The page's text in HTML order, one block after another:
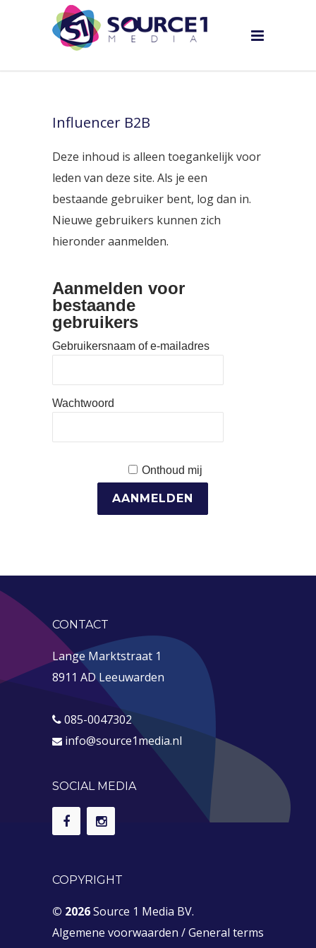
Influencer B2B
Deze inhoud is alleen toegankelijk voor
leden van deze site. Als je een
bestaande gebruiker bent, log dan in.
Nieuwe gebruikers kunnen zich
hieronder aanmelden.
Aanmelden voor
bestaande
gebruikers
Gebruikersnaam of e-mailadres
Wachtwoord
Onthoud mij
CONTACT
Lange Marktstraat 1
8911 AD Leeuwarden
085-0047302
info@source1media.nl
SOCIAL MEDIA
COPYRIGHT
© 2026Source 1 Media BV.
Algemene voorwaarden /General terms